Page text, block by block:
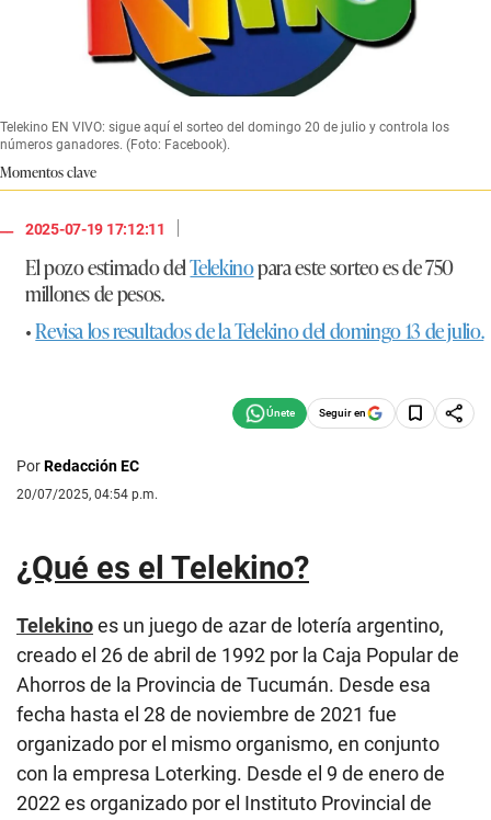
Telekino EN VIVO: sigue aquí el sorteo del domingo 20 de julio y controla los
números ganadores. (Foto: Facebook).
Momentos clave
2025-07-19 17:12:11
|
El pozo estimado delTelekinopara este sorteo es de750
millones de pesos.
•Revisa los resultados de la Telekino del domingo 13 de julio.
Seguir en
PorRedacción EC
20/07/2025, 04:54 p.m.
¿Qué es el Telekino?
Telekinoes un juego de azar de lotería argentino,
creado el 26 de abril de 1992 por la Caja Popular de
Ahorros de la Provincia de Tucumán. Desde esa
fecha hasta el 28 de noviembre de 2021 fue
organizado por el mismo organismo, en conjunto
con la empresa Loterking. Desde el 9 de enero de
2022 es organizado por el Instituto Provincial de